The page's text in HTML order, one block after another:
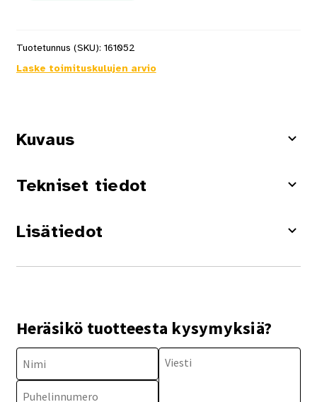
Tuotetunnus (SKU): 161052
Laske toimituskulujen arvio
Kuvaus
Tekniset tiedot
Lisätiedot
Heräsikö tuotteesta kysymyksiä?